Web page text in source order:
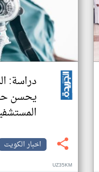
دراسة:
يحسن
اخبار الكويت
UZ35KM